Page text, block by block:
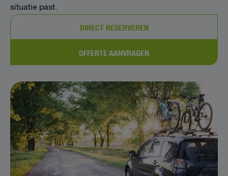
situatie past.
DIRECT RESERVEREN
OFFERTE AANVRAGEN